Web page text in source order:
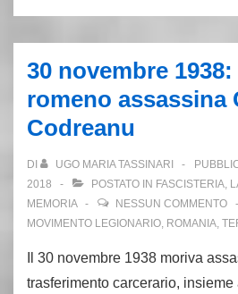
la
cattura
e
morte
di
Nanni
De
Angelis
30 novembre
romeno assassina
Codreanu
DI UGO MARIA TASSINARI
2018
POSTATO IN FASCISTERIA,
MEMORIA
NESSUN COMMENTO
MOVIMENTO LEGIONARIO, ROMANIA,
Il 30 novembre 1938 moriva
trasferimento carcerario, insieme